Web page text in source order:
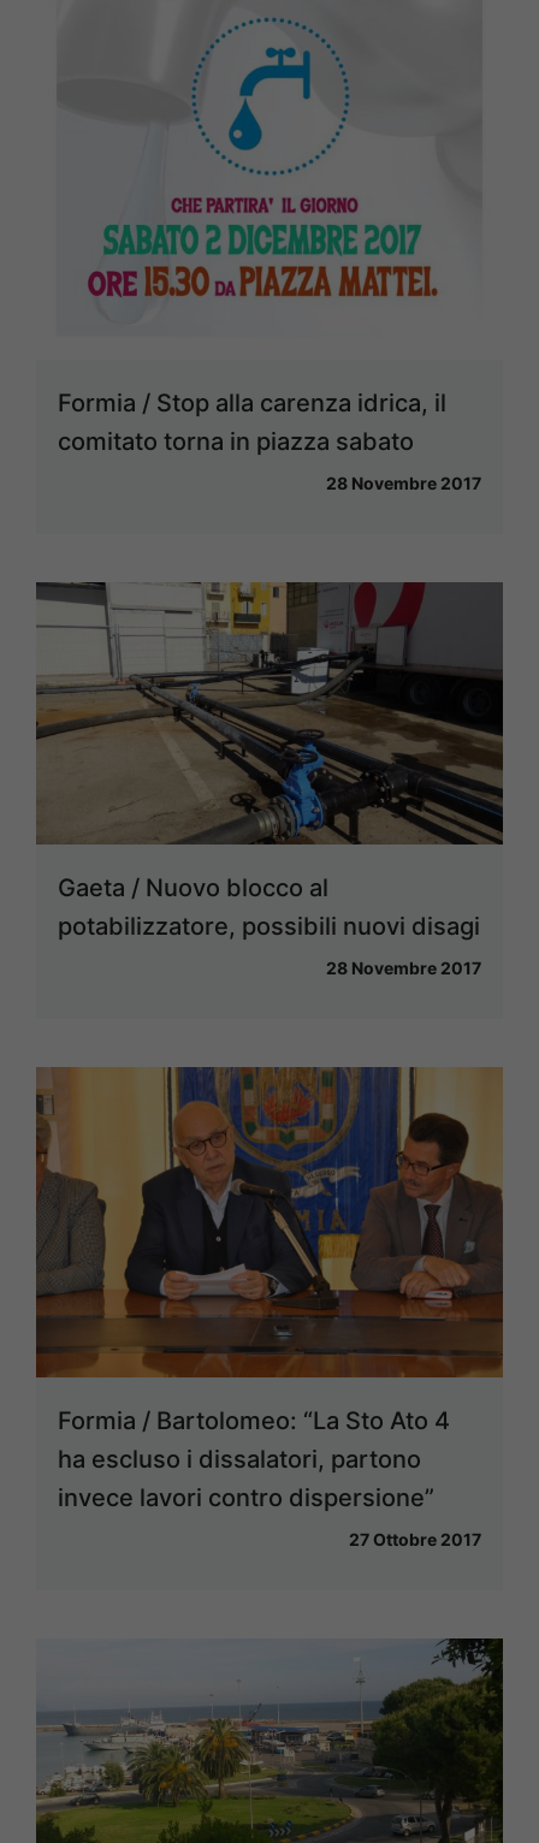
Formia / Stop alla carenza idrica, il
comitato torna in piazza sabato
28 Novembre 2017
Gaeta / Nuovo blocco al
potabilizzatore, possibili nuovi disagi
28 Novembre 2017
Formia / Bartolomeo: “La Sto Ato 4
ha escluso i dissalatori, partono
invece lavori contro dispersione”
27 Ottobre 2017